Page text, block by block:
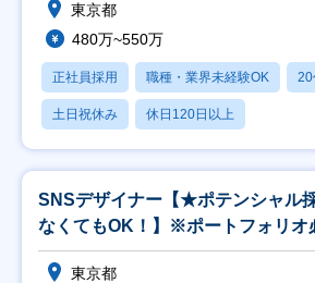
東京都
480万~550万
正社員採用 職種・業界未経験OK 20
土日祝休み 休日120日以上
SNSデザイナー【★ポテンシャル
なくてもOK！】※ポートフォリオ
東京都